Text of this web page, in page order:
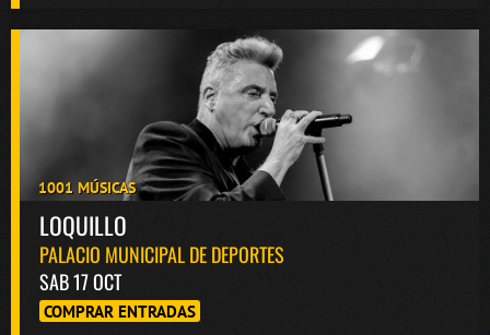
1001 MÚSICAS
LOQUILLO
PALACIO MUNICIPAL DE DEPORTES
SAB 17 OCT
COMPRAR ENTRADAS